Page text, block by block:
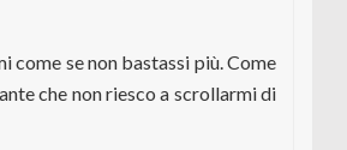
come se non bastassi più. Come
che non riesco a scrollarmi di